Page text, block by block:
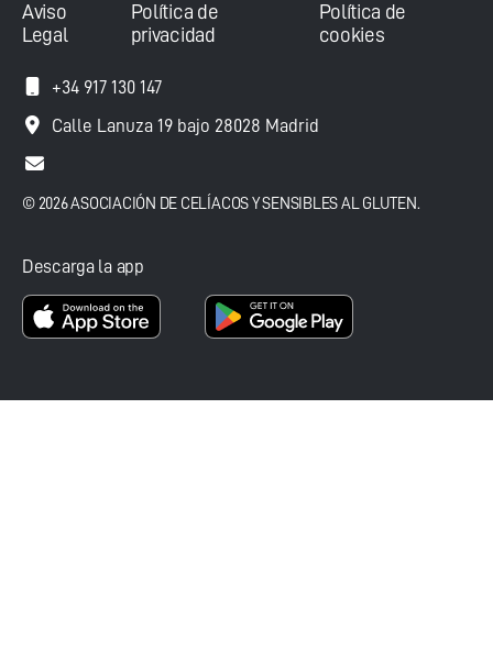
Aviso
Legal
Política de
privacidad
Política de
cookies
+34 917 130 147
Calle Lanuza 19 bajo 28028 Madrid
© 2026 ASOCIACIÓN DE CELÍACOS Y SENSIBLES AL GLUTEN.
Descarga la app